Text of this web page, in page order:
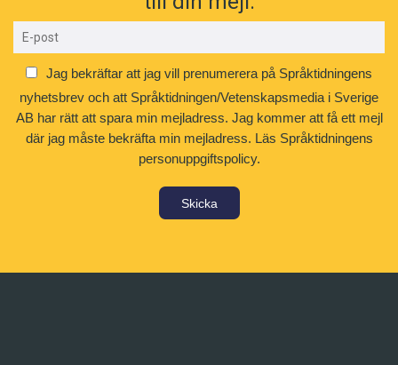
Jag bekräftar att jag vill prenumerera på Språktidningens
nyhetsbrev och att Språktidningen/Vetenskapsmedia i Sverige
AB har rätt att spara min mejladress. Jag kommer att få ett mejl
där jag måste bekräfta min mejladress. Läs Språktidningens
personuppgiftspolicy.
Skicka